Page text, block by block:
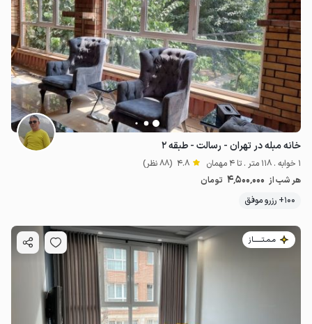
خانه مبله در تهران - رسالت - طبقه ۲
1 خوابه . 118 متر . تا 4 مهمان 4.8 (88 نظر)
هر شب از 4٬500٬000 تومان
100+ رزرو موفق
مـمـتــــــاز